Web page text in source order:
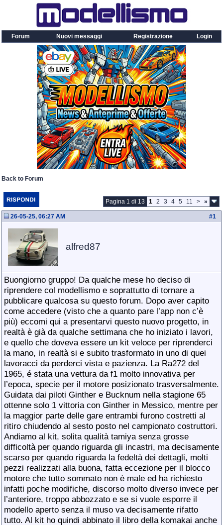
Forum Nuovi messaggi Registrazione Login
Back to Forum
Pagina 1 di 13 1 2 3 4 5 11 > »
#1
26-05-25, 06:27 AM
alfred87
Buongiorno gruppo! Da qualche mese ho deciso di
riprendere col modellismo e soprattutto di tornare a
pubblicare qualcosa su questo forum. Dopo aver capito
come accedere (visto che a quanto pare l’app non c’è
più) eccomi qui a presentarvi questo nuovo progetto, in
realtà è già da qualche settimana che ho iniziato i lavori,
e quello che doveva essere un kit veloce per riprenderci
la mano, in realtà si e subito trasformato in uno di quei
lavoracci da perderci vista e pazienza. La Ra272 del
1965, é stata una vettura da f1 molto innovativa per
l’epoca, specie per il motore posizionato trasversalmente.
Guidata dai piloti Ginther e Bucknum nella stagione 65
ottenne solo 1 vittoria con Ginther in Messico, mentre per
la maggior parte delle gare entrambi furono costretti al
ritiro chiudendo al sesto posto nel campionato costruttori.
Andiamo al kit, solita qualità tamiya senza grosse
difficoltà per quando riguarda gli incastri, ma decisamente
scarso per quando riguarda la fedeltà dei dettagli, molti
pezzi realizzati alla buona, fatta eccezione per il blocco
motore che tutto sommato non è male ed ha richiesto
infatti poche modifiche, discorso molto diverso invece per
l’anteriore, troppo abbozzato e se si vuole esporre il
modello aperto senza il muso va decisamente rifatto
tutto. Al kit ho quindi abbinato il libro della komakai anche